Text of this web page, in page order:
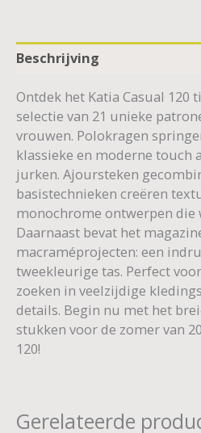
Beschrijving
Ontdek het Katia Casual 120
selectie van 21 unieke
vrouwen. Polokragen
klassieke en moderne touch
jurken. Ajoursteken
basistechnieken creëren
monochrome ontwerpen die
Daarnaast bevat het
macraméprojecten: een
tweekleurige tas. Perfect
zoeken in veelzijdige
details. Begin nu met het
stukken voor de zomer van
120!
Gerelateerde